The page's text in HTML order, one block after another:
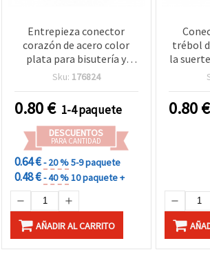
Entrepieza conector
corazón de acero color
plata para bisutería y
manualidades, 18x14x1
unidades
Sku: 176824
0.80€ 1-4 paquete
DESCUENTOS
PARA CANTIDAD
0.64 €- 20 %5-9 paquete
0.48 €- 40 %10 paquete +
AÑADIR AL CARRITO
trébol
la
x 15 x
para
y
0.80€